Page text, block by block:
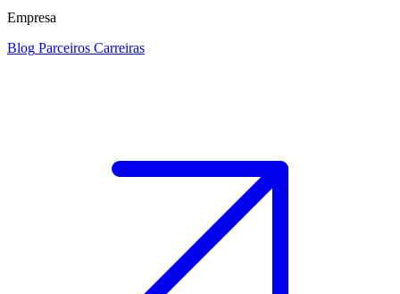
Empresa
Blog Parceiros Carreiras